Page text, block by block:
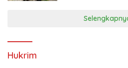
Hukrim